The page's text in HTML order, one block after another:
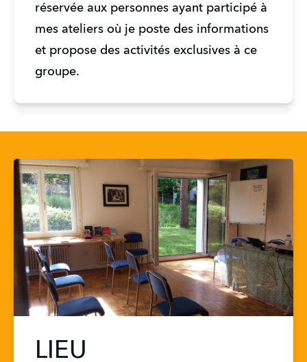
réservée aux personnes ayant participé à
mes ateliers où je poste des informations
et propose des activités exclusives à ce
groupe.
LIEU